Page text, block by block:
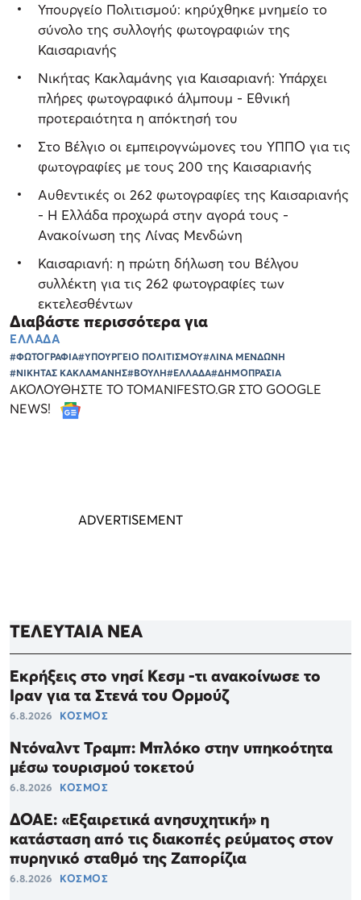
Υπουργείο Πολιτισμού: κηρύχθηκε μνημείο το
σύνολο της συλλογής φωτογραφιών της
Καισαριανής
Νικήτας Κακλαμάνης για Καισαριανή: Υπάρχει
πλήρες φωτογραφικό άλμπουμ - Εθνική
προτεραιότητα η απόκτησή του
Στο Βέλγιο οι εμπειρογνώμονες του ΥΠΠΟ για τις
φωτογραφίες με τους 200 της Καισαριανής
Αυθεντικές οι 262 φωτογραφίες της Καισαριανής
- Η Ελλάδα προχωρά στην αγορά τους -
Ανακοίνωση της Λίνας Μενδώνη
Καισαριανή: η πρώτη δήλωση του Βέλγου
συλλέκτη για τις 262 φωτογραφίες των
εκτελεσθέντων
Διαβάστε περισσότερα για
ΕΛΛΑΔΑ
#ΦΩΤΟΓΡΑΦΙΑ#ΥΠΟΥΡΓΕΙΟ ΠΟΛΙΤΙΣΜΟΥ#ΛΙΝΑ ΜΕΝΔΩΝΗ
#ΝΙΚΗΤΑΣ ΚΑΚΛΑΜΑΝΗΣ#ΒΟΥΛΗ#ΕΛΛΑΔΑ#ΔΗΜΟΠΡΑΣΙΑ
ΑΚΟΛΟΥΘΗΣΤΕ ΤΟ TOMANIFESTO.GR ΣΤΟ GOOGLE
NEWS!
ΤΕΛΕΥΤΑΙΑ ΝΕΑ
Εκρήξεις στο νησί Κεσμ -τι ανακοίνωσε το
Ιραν για τα Στενά του Ορμούζ
6.8.2026 ΚΟΣΜΟΣ
Ντόναλντ Τραμπ: Μπλόκο στην υπηκοότητα
μέσω τουρισμού τοκετού
6.8.2026 ΚΟΣΜΟΣ
ΔΟΑΕ: «Εξαιρετικά ανησυχητική» η
κατάσταση από τις διακοπές ρεύματος στον
πυρηνικό σταθμό της Ζαπορίζια
6.8.2026 ΚΟΣΜΟΣ